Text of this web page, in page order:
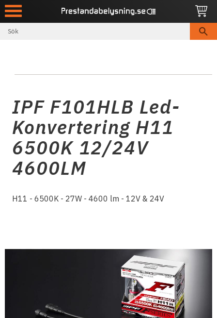
Meny
IPF F101HLB Led-
Konvertering H11
6500K 12/24V
4600LM
H11 - 6500K - 27W - 4600 lm - 12V & 24V